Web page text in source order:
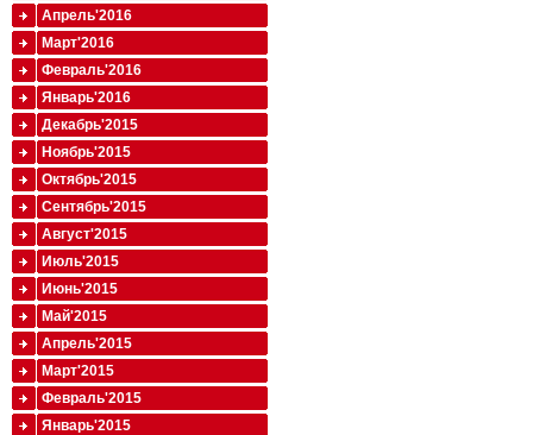
Апрель'2016
Март'2016
Февраль'2016
Январь'2016
Декабрь'2015
Ноябрь'2015
Октябрь'2015
Сентябрь'2015
Август'2015
Июль'2015
Июнь'2015
Май'2015
Апрель'2015
Март'2015
Февраль'2015
Январь'2015